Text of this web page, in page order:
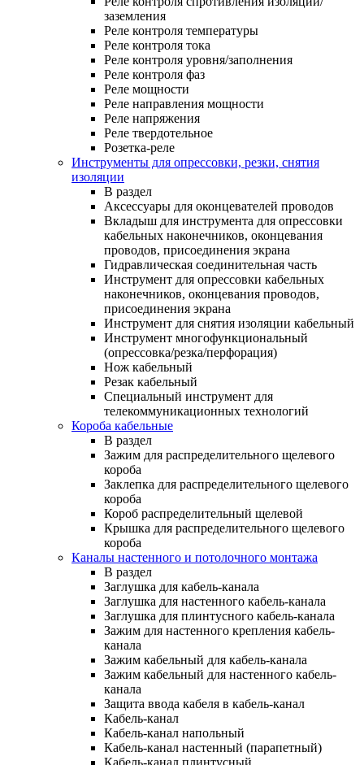
заземления
Реле контроля температуры
Реле контроля тока
Реле контроля уровня/заполнения
Реле контроля фаз
Реле мощности
Реле направления мощности
Реле напряжения
Реле твердотельное
Розетка-реле
Инструменты для опрессовки, резки, снятия
изоляции
В раздел
Аксессуары для оконцевателей проводов
Вкладыш для инструмента для опрессовки
кабельных наконечников, оконцевания
проводов, присоединения экрана
Гидравлическая соединительная часть
Инструмент для опрессовки кабельных
наконечников, оконцевания проводов,
присоединения экрана
Инструмент для снятия изоляции кабельный
Инструмент многофункциональный
(опрессовка/резка/перфорация)
Нож кабельный
Резак кабельный
Специальный инструмент для
телекоммуникационных технологий
Короба кабельные
В раздел
Зажим для распределительного щелевого
короба
Заклепка для распределительного щелевого
короба
Короб распределительный щелевой
Крышка для распределительного щелевого
короба
Каналы настенного и потолочного монтажа
В раздел
Заглушка для кабель-канала
Заглушка для настенного кабель-канала
Заглушка для плинтусного кабель-канала
Зажим для настенного крепления кабель-
канала
Зажим кабельный для кабель-канала
Зажим кабельный для настенного кабель-
канала
Защита ввода кабеля в кабель-канал
Кабель-канал
Кабель-канал напольный
Кабель-канал настенный (парапетный)
Кабель-канал плинтусный